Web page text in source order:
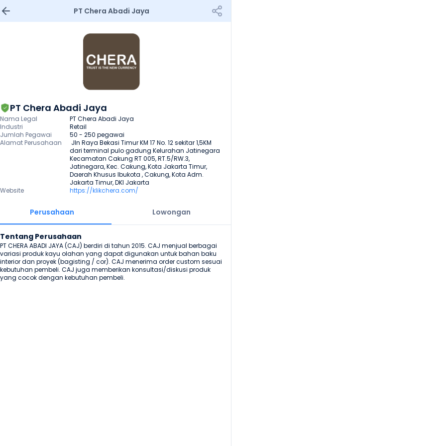
PT Chera Abadi Jaya
PT Chera Abadi Jaya
Nama Legal
PT Chera Abadi Jaya
Industri
Retail
Jumlah Pegawai
50 - 250 pegawai
Alamat Perusahaan
dari terminal pulo gadung Kelurahan Jatinegara
Kecamatan Cakung RT 005, RT.5/RW.3,
Jatinegara, Kec. Cakung, Kota Jakarta Timur,
Daerah Khusus Ibukota , Cakung, Kota Adm.
Jakarta Timur, DKI Jakarta
Website
https://klikchera.com/
Perusahaan Lowongan
Tentang Perusahaan
PT CHERA ABADI JAYA (CAJ) berdiri di tahun 2015. CAJ menjual berbagai
variasi produk kayu olahan yang dapat digunakan untuk bahan baku
interior dan proyek (bagisting / cor). CAJ menerima order custom sesuai
kebutuhan pembeli. CAJ juga memberikan konsultasi/diskusi produk
yang cocok dengan kebutuhan pembeli.